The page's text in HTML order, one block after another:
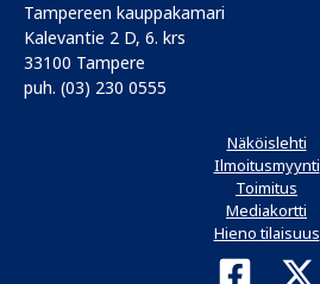
Tampereen kauppakamari
Kalevantie 2 D, 6. krs
33100 Tampere
puh. (03) 230 0555
Näköislehti
Ilmoitusmyynti
Toimitus
Mediakortti
Hieno tilaisuus